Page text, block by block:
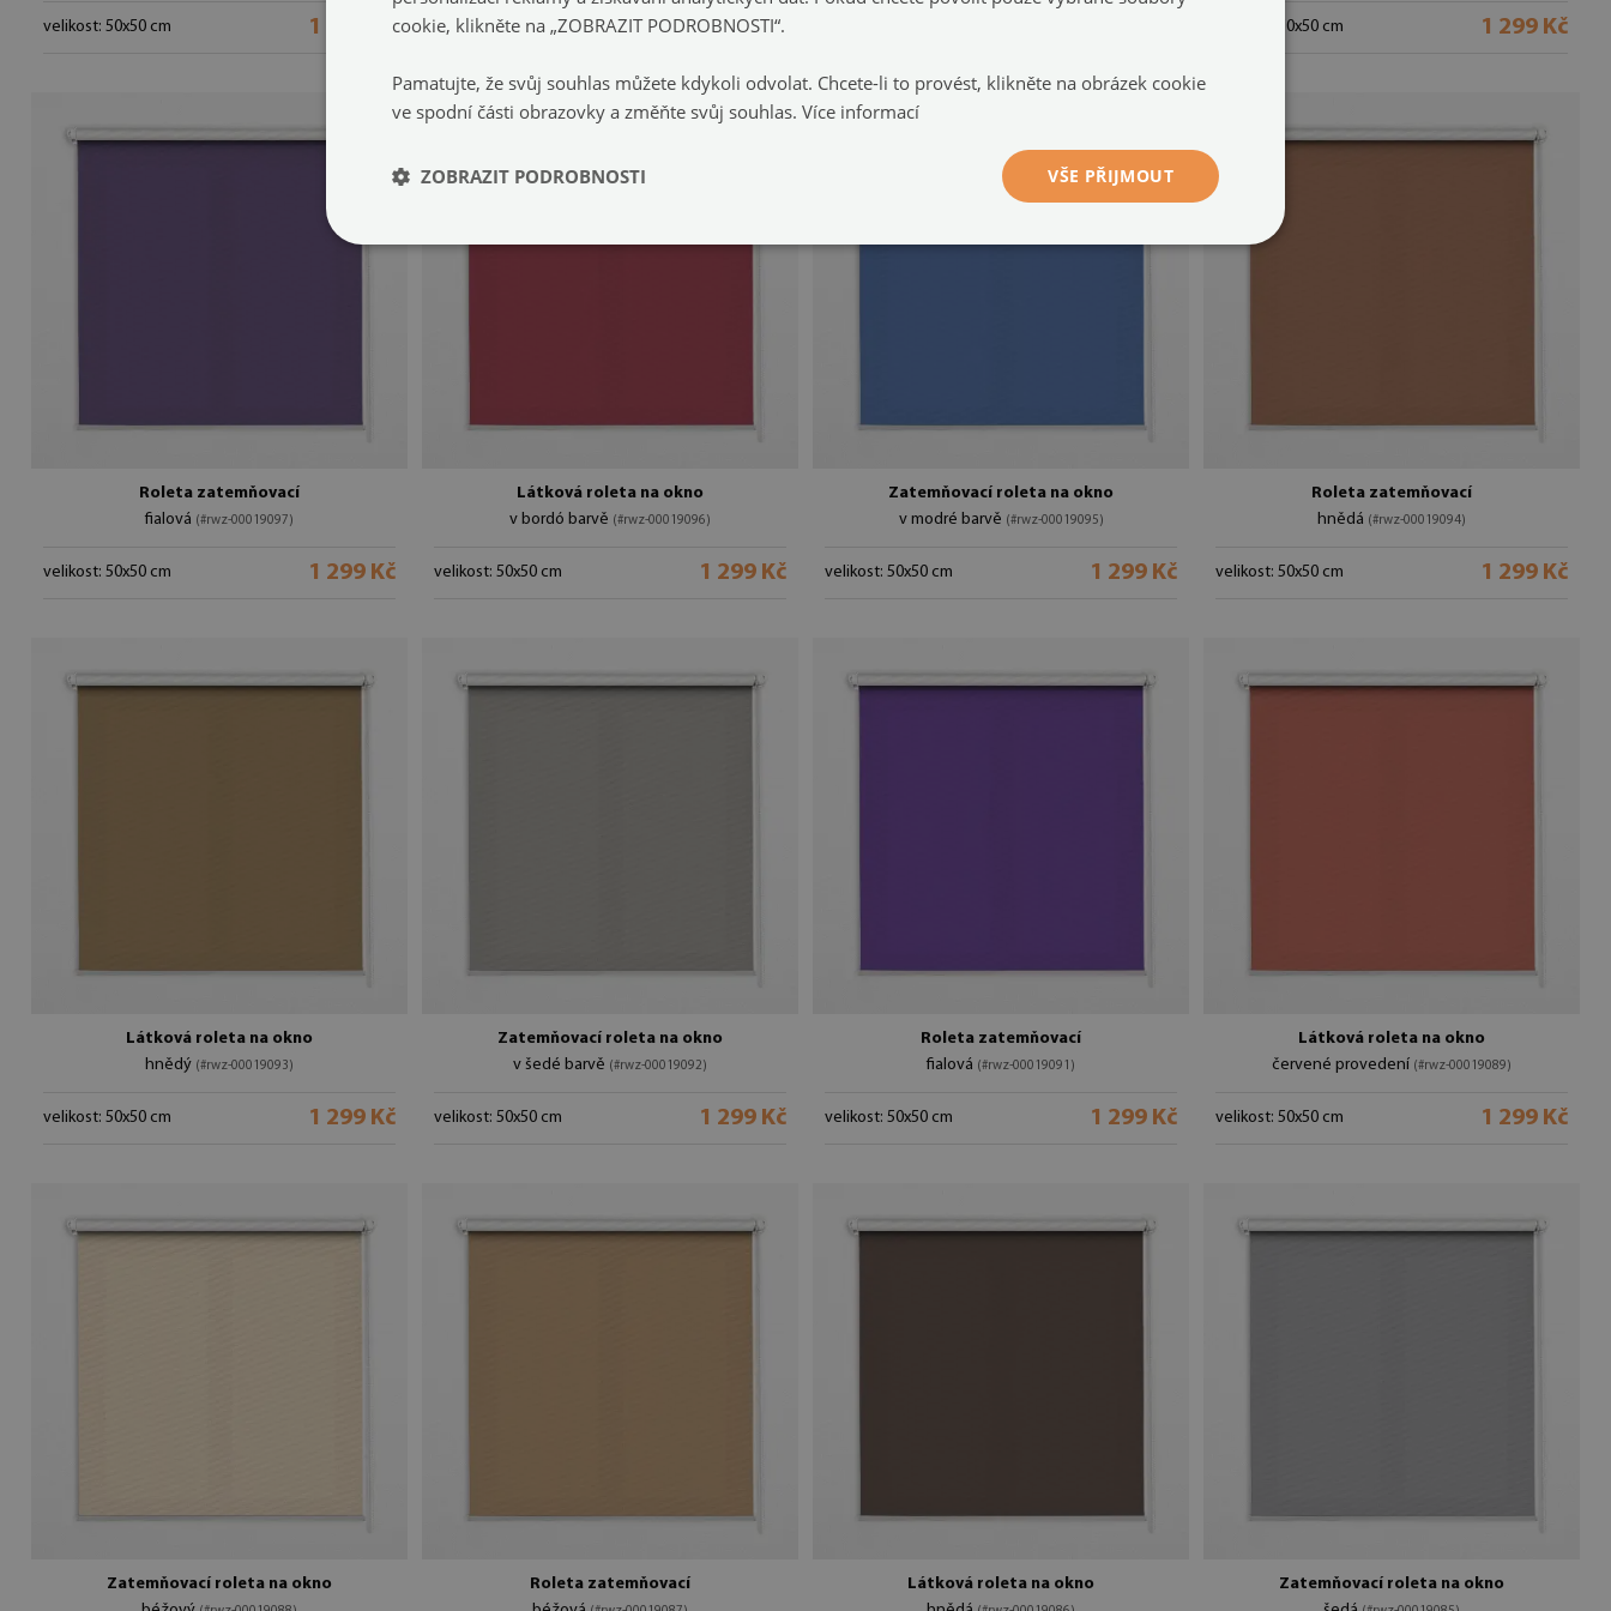
velikost: 50x50 cm 1 299 Kč velikost: 50x50 cm 1 299 Kč velikost: 50x50 cm 1 299 Kč
Roleta zatemňovací
fialová (#rwz-00019097)
velikost: 50x50 cm 1 299 Kč
Látková roleta na okno
v bordó barvě (#rwz-00019096)
velikost: 50x50 cm 1 299 Kč
Zatemňovací roleta na okno
v modré barvě (#rwz-00019095)
velikost: 50x50 cm 1 299 Kč
Roleta zatemňovací
hnědá (#rwz-00019094)
velikost: 50x50 cm 1 299 Kč
Látková roleta na okno
hnědý (#rwz-00019093)
velikost: 50x50 cm 1 299 Kč
Zatemňovací roleta na okno
v šedé barvě (#rwz-00019092)
velikost: 50x50 cm 1 299 Kč
Roleta zatemňovací
fialová (#rwz-00019091)
velikost: 50x50 cm 1 299 Kč
Látková roleta na okno
červené provedení (#rwz-00019089)
velikost: 50x50 cm 1 299 Kč
Zatemňovací roleta na okno
Roleta zatemňovací
Látková roleta na okno
Zatemňovací roleta na okno
cookie, klikněte na „ZOBRAZIT PODROBNOSTI“.
Pamatujte, že svůj souhlas můžete kdykoli odvolat. Chcete-li to provést, klikněte na obrázek cookie
ve spodní části obrazovky a změňte svůj souhlas. Více informací
VŠE PŘIJMOUT
ZOBRAZIT PODROBNOSTI